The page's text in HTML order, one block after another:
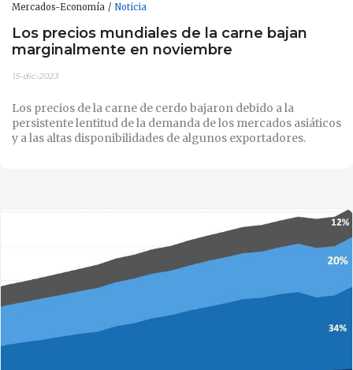
Mercados-Economía Noticia
Los precios mundiales de la carne bajan
marginalmente en noviembre
15-dic-2023
Los precios de la carne de cerdo bajaron debido a la
persistente lentitud de la demanda de los mercados asiáticos
y a las altas disponibilidades de algunos exportadores.